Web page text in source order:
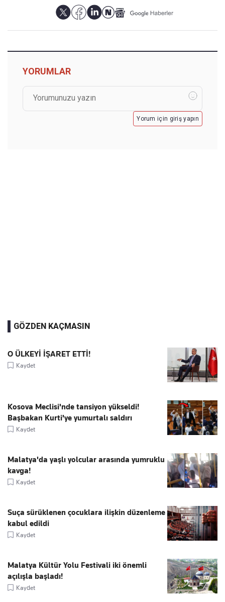
YORUMLAR
Yorum için giriş yapın
GÖZDEN KAÇMASIN
O ÜLKEYİ İŞARET ETTİ!
Kaydet
Kosova Meclisi'nde tansiyon yükseldi!
Başbakan Kurti'ye yumurtalı saldırı
Kaydet
Malatya'da yaşlı yolcular arasında yumruklu
kavga!
Kaydet
Suça sürüklenen çocuklara ilişkin düzenleme
kabul edildi
Kaydet
Malatya Kültür Yolu Festivali iki önemli
açılışla başladı!
Kaydet